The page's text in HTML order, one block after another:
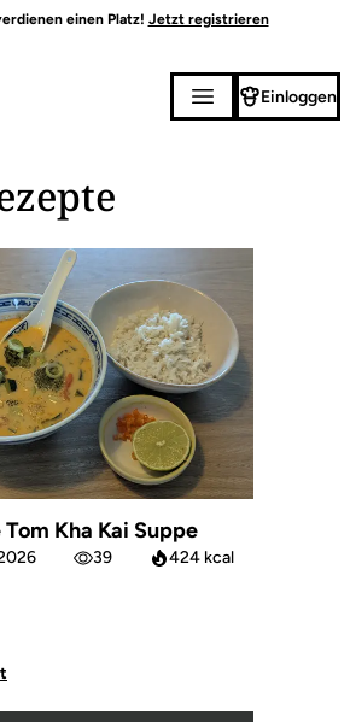
einen Platz! Jetzt registrieren
Einloggen
Kha Kai Suppe
39 424 kcal